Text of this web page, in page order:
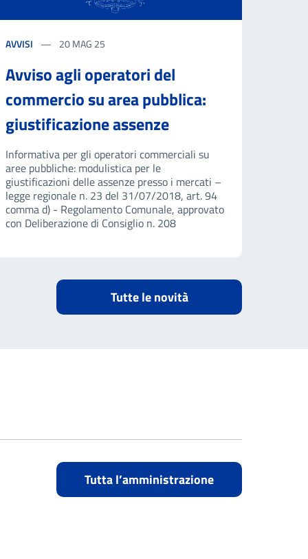
AVVISI 20 MAG 25
Avviso agli operatori del
commercio su area pubblica:
giustificazione assenze
Informativa per gli operatori commerciali su
aree pubbliche: modulistica per le
giustificazioni delle assenze presso i mercati –
legge regionale n. 23 del 31/07/2018, art. 94
comma d) - Regolamento Comunale, approvato
con Deliberazione di Consiglio n. 208
Tutte le novità
Tutta l’amministrazione